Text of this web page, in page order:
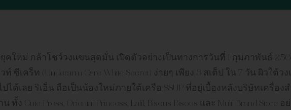
ยุคใหม่ กล้าโชว์วงแขนสุดมั่น เปิดตัวอย่างเป็นทางการวันที่ 1 กุมภาพันธ์
เคร็ท (Underarm Care White Secret) ง่ายๆ เพียง 3 สเต็ป ใน 7 วัน ผิวใต้ว
ปได้เลย ริเอ็น ถือเป็นน้องใหม่ภายใต้เครือ SSUP ที่อยู่เบื้องหลังบริษัทเครื่อง
Cute Press, Oriental Princess, Lalil, Bisous Bisous และ Multi Brand Store อย่